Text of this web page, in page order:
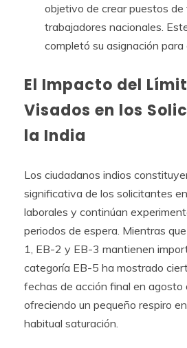
objetivo de crear puestos de
trabajadores nacionales.
completó su asignación
El Impacto del
Visados en los
la India
Los ciudadanos indios
significativa de los solicitantes
laborales y continúan
periodos de espera. Mientras
1, EB-2 y EB-3 mantienen
categoría EB-5 ha mostrado
fechas de acción final en agosto
ofreciendo un pequeño respiro
habitual saturación.